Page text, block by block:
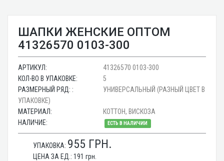
ШАПКИ ЖЕНСКИЕ ОПТОМ
41326570 0103-300
АРТИКУЛ:
41326570 0103-300
КОЛ-ВО В УПАКОВКЕ:
5
РАЗМЕРНЫЙ РЯД: :
УНИВЕРСАЛЬНЫЙ (РАЗНЫЙ ЦВЕТ В
УПАКОВКЕ)
МАТЕРИАЛ:
КОТТОН, ВИСКОЗА
НАЛИЧИЕ:
ЕСТЬ В НАЛИЧИИ
УПАКОВКА: 955 ГРН.
ЦЕНА ЗА ЕД.: 191 грн.